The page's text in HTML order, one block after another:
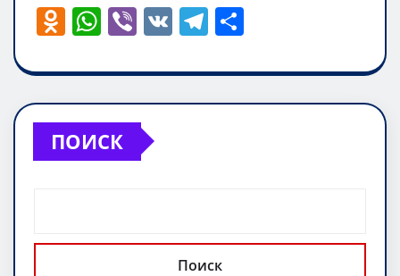
O
n
o
kl
a
ki
W
at
s
A
p
Vi
er
V T
e
gr
п
р
ь
ПОИСК
Поиск